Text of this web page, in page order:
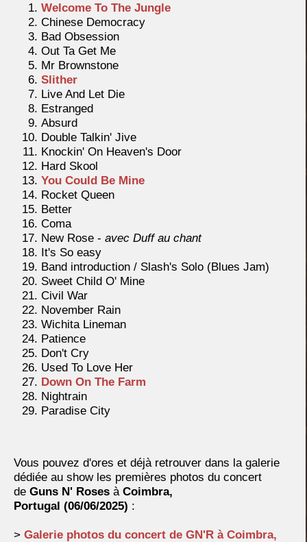
Welcome To The Jungle
Chinese Democracy
Bad Obsession
Out Ta Get Me
Mr Brownstone
Slither
Live And Let Die
Estranged
Absurd
Double Talkin' Jive
Knockin' On Heaven's Door
Hard Skool
You Could Be Mine
Rocket Queen
Better
Coma
New Rose - avec Duff au chant
It's So easy
Band introduction / Slash's Solo (Blues Jam)
Sweet Child O' Mine
Civil War
November Rain
Wichita Lineman
Patience
Don't Cry
Used To Love Her
Down On The Farm
Nightrain
Paradise City
Vous pouvez d'ores et déjà retrouver dans la galerie
dédiée au show les premières photos du concert
de Guns N' Roses à Coimbra,
Portugal (06/06/2025) :
> Galerie photos du concert de GN'R à Coimbra,